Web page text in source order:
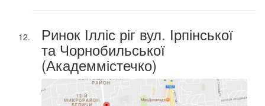
Ринок Ілліс ріг вул. Ірпінської
та Чорнобильської
(Академмістечко)